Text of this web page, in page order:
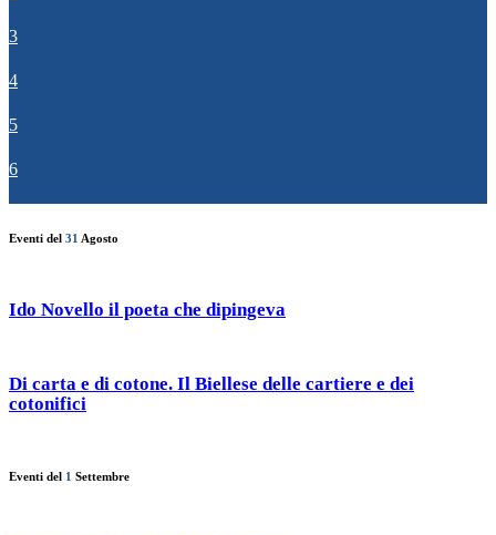
3
4
5
6
Eventi del 31 Agosto
Ido Novello il poeta che dipingeva
Di carta e di cotone. Il Biellese delle cartiere e dei
cotonifici
Eventi del 1 Settembre